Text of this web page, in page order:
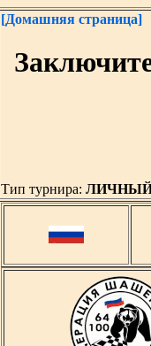
[Домашняя страница]
Тип турнира: